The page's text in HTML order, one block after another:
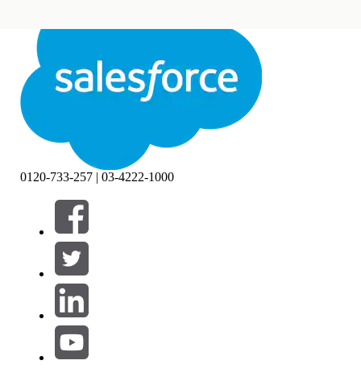
閉じる 閉じる
絞り込み条件 (0)
絞り込み条件を選択
製品エリア
0120-733-257 | 03-4222-1000